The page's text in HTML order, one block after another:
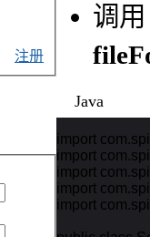
调
Java
import
import
import
import
import
注册